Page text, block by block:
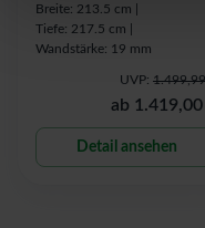
Breite: 213.5 cm |
Tiefe: 217.5 cm |
Wandstärke: 19 mm
UVP:
ab
Detail ansehen